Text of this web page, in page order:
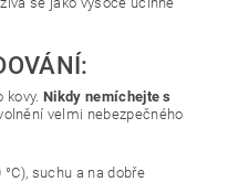
kovy.Nikdy nemíchejte s
velmi nebezpečného
suchu a na dobře